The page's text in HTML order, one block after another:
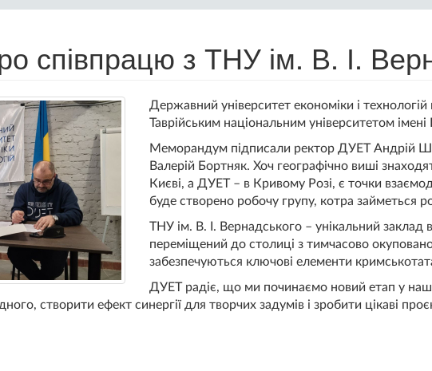
співпрацю з ТНУ ім. В. І.
Державний університет економіки і
Таврійським національним університетом
Меморандум підписали ректор ДУЕТ Андрій
Валерій Бортняк. Хоч географічно виші
Києві, а ДУЕТ – в Кривому Розі, є точки
буде створено робочу групу, котра займеться
ТНУ ім. В. І. Вернадського – унікальний заклад
переміщений до столиці з тимчасово
забезпечуються ключові елементи
ДУЕТ радіє, що ми починаємо новий етап у
створити ефект синергії для творчих задумів і зробити цікаві